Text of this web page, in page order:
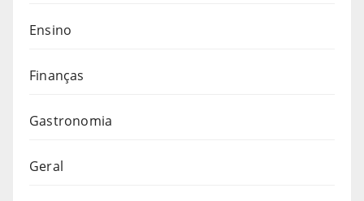
Ensino
Finanças
Gastronomia
Geral